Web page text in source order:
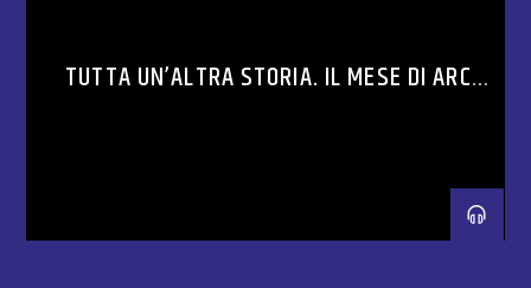
TUTTA UN’ALTRA STORIA. IL MESE DI ARCI